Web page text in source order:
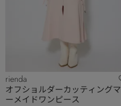
rienda
オフショルダーカッティングマ
ーメイドワンピース